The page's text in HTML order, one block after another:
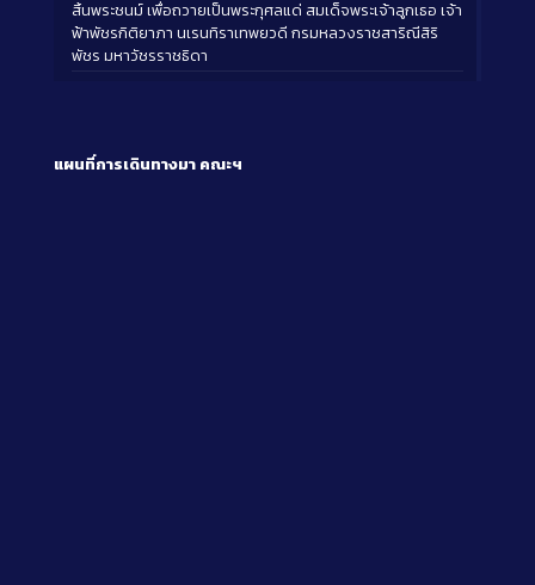
สิ้นพระชนม์ เพื่อถวายเป็นพระกุศลแด่ สมเด็จพระเจ้าลูกเธอ เจ้า
ฟ้าพัชรกิติยาภา นเรนทิราเทพยวดี กรมหลวงราชสาริณีสิริ
พัชร มหาวัชรราชธิดา
แผนที่การเดินทางมา คณะฯ